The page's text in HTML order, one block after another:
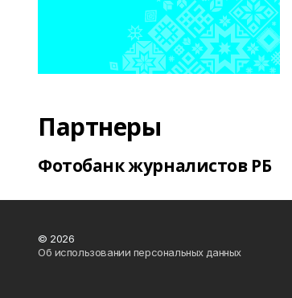
Партнеры
Фотобанк журналистов РБ
© 2026
Об использовании персональных данных